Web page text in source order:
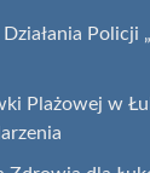
Policji
Plażowej w